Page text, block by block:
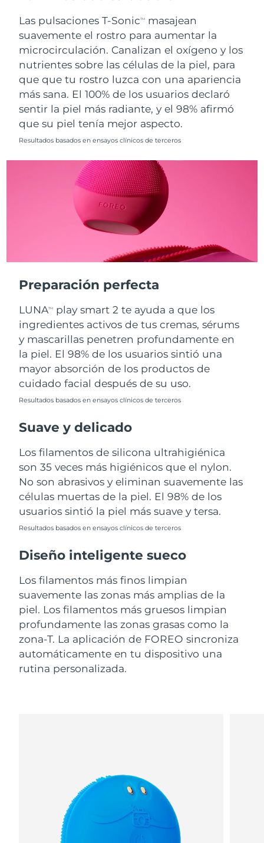
Las pulsaciones T-SonicTM
masajean
suavemente el rostro para aumentar la
microcirculación. Canalizan el oxígeno y los
nutrientes sobre las células de la piel, para
que que tu rostro luzca con una apariencia
más sana. El 100% de los usuarios declaró
sentir la piel más radiante, y el 98% afirmó
que su piel tenía mejor aspecto.
Resultados basados en ensayos clínicos de terceros
Preparación perfecta
LUNATM
play smart 2 te ayuda a que los
ingredientes activos de tus cremas, sérums
y mascarillas penetren profundamente en
la piel. El 98% de los usuarios sintió una
mayor absorción de los productos de
cuidado facial después de su uso.
Resultados basados en ensayos clínicos de terceros
Suave y delicado
Los filamentos de silicona ultrahigiénica
son 35 veces más higiénicos que el nylon.
No son abrasivos y eliminan suavemente las
células muertas de la piel. El 98% de los
usuarios sintió la piel más suave y tersa.
Resultados basados en ensayos clínicos de terceros
Diseño inteligente sueco
Los filamentos más finos limpian
suavemente las zonas más amplias de la
piel. Los filamentos más gruesos limpian
profundamente las zonas grasas como la
zona-T. La aplicación de FOREO sincroniza
automáticamente en tu dispositivo una
rutina personalizada.
Eslovaquia Entrega prevista
Eslovenia Entrega prevista8/9/26
Sudáfrica Entrega prevista8/17/26
Corea del Sur Entrega prevista
Entrega prevista
Entrega prevista
Entrega prevista8/13/26
Turquía Entrega prevista
Emiratos Árabes
Unidos
Entrega prevista
Reino Unido Entrega prevista8/9/26
Estados Unidos Entrega prevista